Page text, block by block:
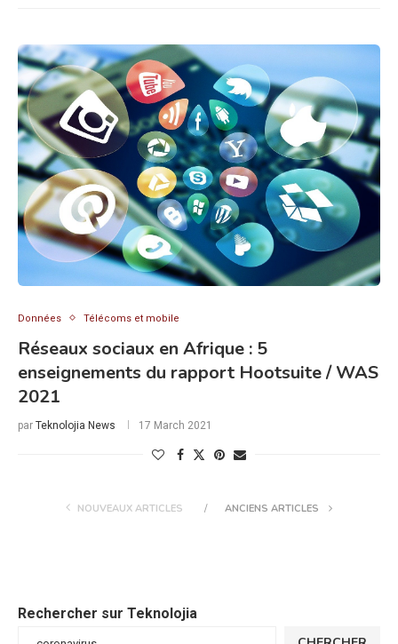
Données Télécoms et mobile
Réseaux sociaux en Afrique : 5
enseignements du rapport Hootsuite / WAS
2021
par Teknolojia News 17 March 2021
NOUVEAUX ARTICLES ANCIENS ARTICLES
Rechercher sur Teknolojia